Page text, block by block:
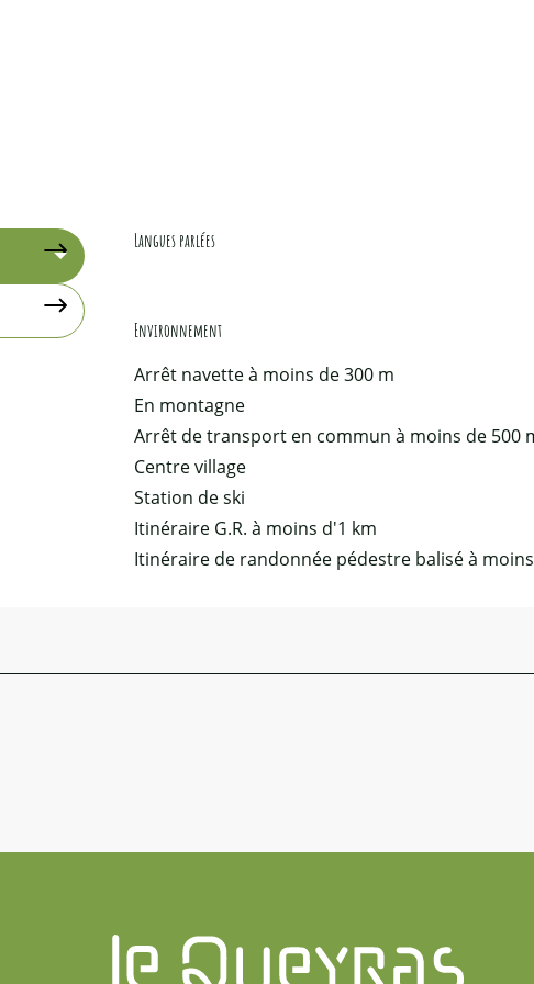
Langues parlées
Langues parlées
Environnement
Environnement
Arrêt navette à moins de 300 m
En montagne
Arrêt de transport en commun à moins de 500
Centre village
Station de ski
Itinéraire G.R. à moins d'1 km
Itinéraire de randonnée pédestre balisé à